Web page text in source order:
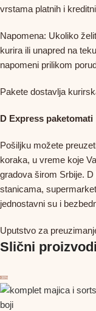
vrstama platnih i
Napomena: Ukoliko
kurira ili unapred na
napomeni prilikom
Pakete dostavlja
D Express paketomati
Pošiljku možete
koraka, u vreme koje
gradova širom Srbije.
stanicama,
jednostavni su i
Uputstvo za
Slični proizvodi
-30%